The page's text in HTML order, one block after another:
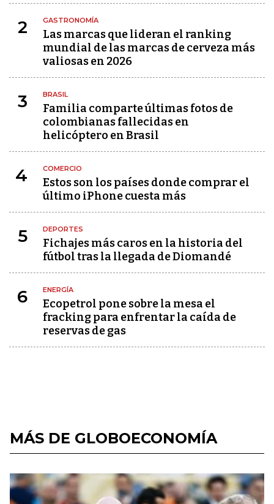
2 GASTRONOMÍA
Las marcas que lideran el ranking
mundial de las marcas de cerveza más
valiosas en 2026
3 BRASIL
Familia comparte últimas fotos de
colombianas fallecidas en
helicóptero en Brasil
4 COMERCIO
Estos son los países donde comprar el
último iPhone cuesta más
5 DEPORTES
Fichajes más caros en la historia del
fútbol tras la llegada de Diomandé
6 ENERGÍA
Ecopetrol pone sobre la mesa el
fracking para enfrentar la caída de
reservas de gas
MÁS DE GLOBOECONOMÍA